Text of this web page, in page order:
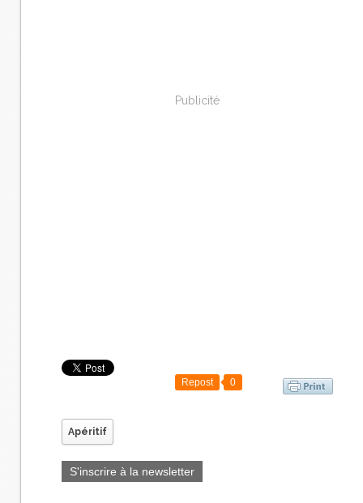
Publicité
Repost 0
Apéritif
S'inscrire à la newsletter